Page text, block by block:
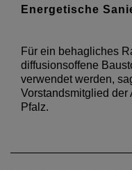
Energetische
Für ein behagliches
diffusionsoffene
verwendet werden,
Vorstandsmitglied
Pfalz.